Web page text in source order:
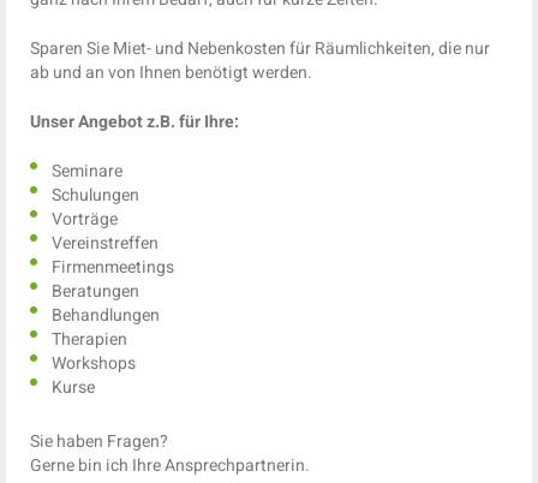
Sparen Sie Miet- und Nebenkosten für Räumlichkeiten, die nur
ab und an von Ihnen benötigt werden.
Unser Angebot z.B. für Ihre:
Seminare
Schulungen
Vorträge
Vereinstreffen
Firmenmeetings
Beratungen
Behandlungen
Therapien
Workshops
Kurse
Sie haben Fragen?
Gerne bin ich Ihre Ansprechpartnerin.